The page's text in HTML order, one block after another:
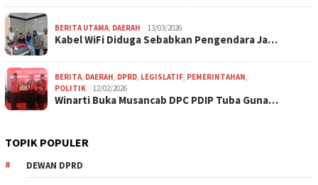
BERITA UTAMA, DAERAH 13/03/2026
Kabel WiFi Diduga Sebabkan Pengendara Ja…
BERITA, DAERAH, DPRD, LEGISLATIF, PEMERINTAHAN,
POLITIK
12/02/2026
Winarti Buka Musancab DPC PDIP Tuba Guna…
TOPIK POPULER
DEWAN DPRD